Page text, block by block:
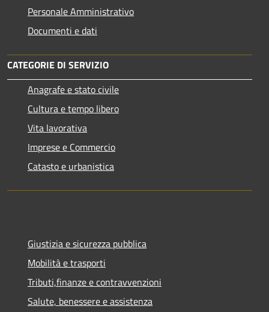
Personale Amministrativo
Documenti e dati
CATEGORIE DI SERVIZIO
Anagrafe e stato civile
Cultura e tempo libero
Vita lavorativa
Imprese e Commercio
Catasto e urbanistica
Giustizia e sicurezza pubblica
Mobilità e trasporti
Tributi,finanze e contravvenzioni
Salute, benessere e assistenza